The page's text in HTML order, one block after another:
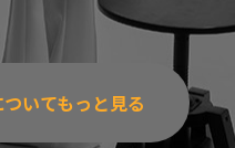
いてもっと見る